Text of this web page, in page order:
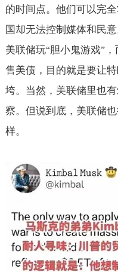
的时间点。他们可以完
国却无法控制媒体和民
美联储玩“胆小鬼游戏”，
售美债，目的就是要让
垮。当然，美联储里也
察。但说到底，美联储
样。